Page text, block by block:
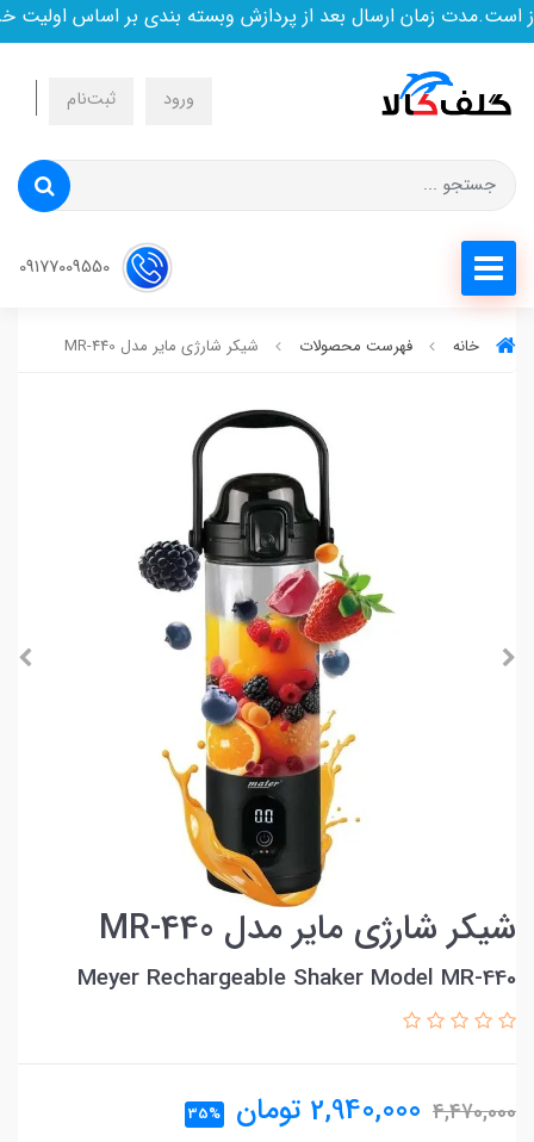
زمان ارسال بعد از پردازش وبسته بندی بر اساس اولیت
ورود ثبت‌نام
خانه فهرست محصولات شیکر شارژی مایر مدل MR-440
شیکر شارژی مایر مدل MR-440
Meyer Rechargeable Shaker Model MR-440
4,470,000
2,940,000 تومان 35%